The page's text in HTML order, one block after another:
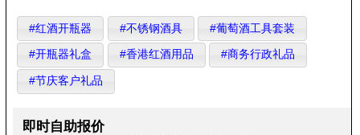
#红酒开瓶器 #不锈钢酒具 #葡萄酒工具套装
#开瓶器礼盒 #香港红酒用品 #商务行政礼品
#节庆客户礼品
即时自助报价